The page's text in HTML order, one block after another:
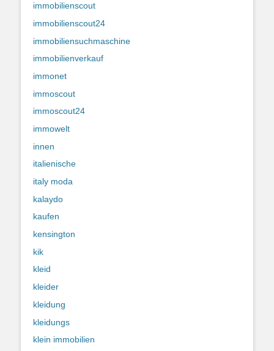
immobilienscout
immobilienscout24
immobiliensuchmaschine
immobilienverkauf
immonet
immoscout
immoscout24
immowelt
innen
italienische
italy moda
kalaydo
kaufen
kensington
kik
kleid
kleider
kleidung
kleidungs
klein immobilien